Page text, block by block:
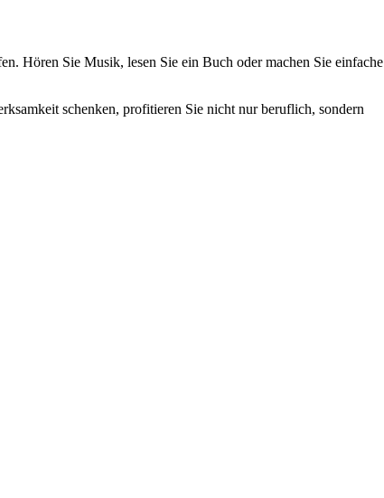
Hören Sie Musik, lesen Sie ein Buch oder machen Sie einfache
schenken, profitieren Sie nicht nur beruflich, sondern